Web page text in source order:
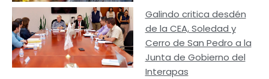
Galindo critica desdén
de la CEA, Soledad y
Cerro de San Pedro a la
Junta de Gobierno del
Interapas